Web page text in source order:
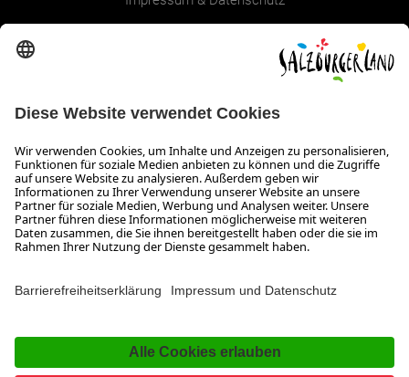
SALZBURGERLAND
Infos zum Urlaub im SalzburgerLand
Veranstaltungen im SalzburgerLand
Aktuelle Urlaubsangebote
Newsroom
Presse